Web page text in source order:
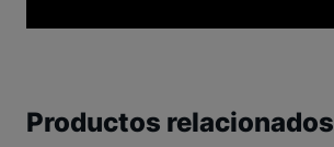
Productos relacionados